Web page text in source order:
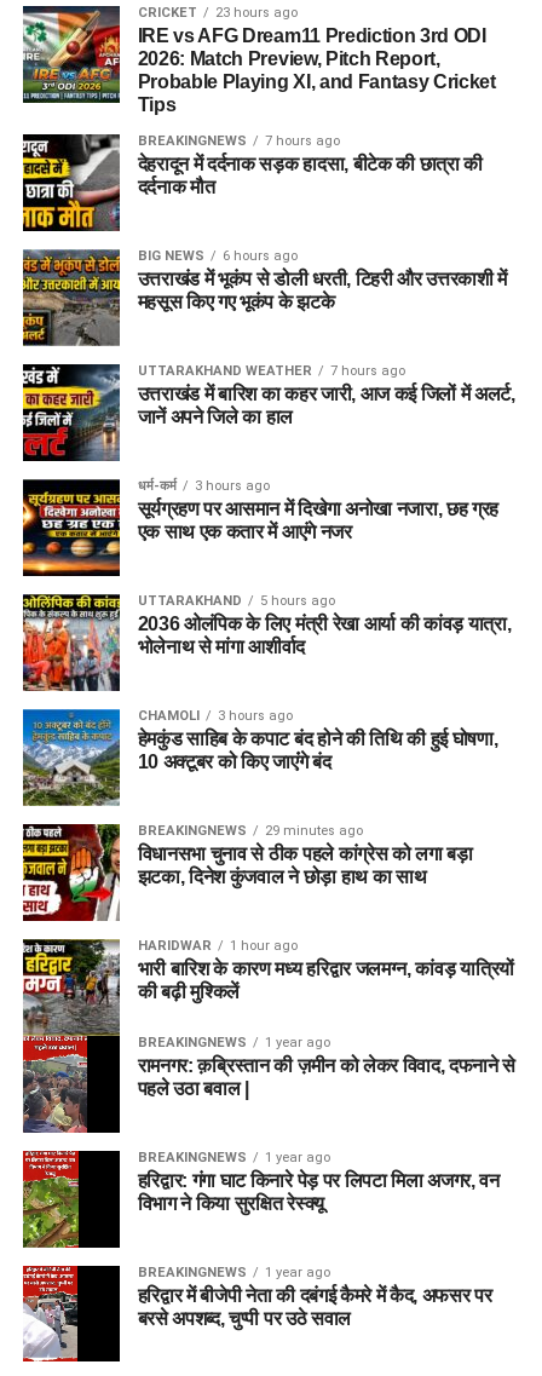
CRICKET 23 hours ago
IRE vs AFG Dream11 Prediction 3rd ODI
2026: Match Preview, Pitch Report,
Probable Playing XI, and Fantasy Cricket
Tips
BREAKINGNEWS 7 hours ago
देहरादून में दर्दनाक सड़क हादसा, बीटेक की छात्रा की
दर्दनाक मौत
BIG NEWS 6 hours ago
उत्तराखंड में भूकंप से डोली धरती, टिहरी और उत्तरकाशी में
महसूस किए गए भूकंप के झटके
UTTARAKHAND WEATHER 7 hours ago
उत्तराखंड में बारिश का कहर जारी, आज कई जिलों में अलर्ट,
जानें अपने जिले का हाल
धर्म-कर्म 3 hours ago
सूर्यग्रहण पर आसमान में दिखेगा अनोखा नजारा, छह ग्रह
एक साथ एक कतार में आएंगे नजर
UTTARAKHAND 5 hours ago
2036 ओलंपिक के लिए मंत्री रेखा आर्या की कांवड़ यात्रा,
भोलेनाथ से मांगा आशीर्वाद
CHAMOLI 3 hours ago
हेमकुंड साहिब के कपाट बंद होने की तिथि की हुई घोषणा,
10 अक्टूबर को किए जाएंंगे बंद
BREAKINGNEWS 29 minutes ago
विधानसभा चुनाव से ठीक पहले कांग्रेस को लगा बड़ा
झटका, दिनेश कुंजवाल ने छोड़ा हाथ का साथ
HARIDWAR 1 hour ago
भारी बारिश के कारण मध्य हरिद्वार जलमग्न, कांवड़ यात्रियों
की बढ़ी मुश्किलें
BREAKINGNEWS 1 year ago
रामनगर: क़ब्रिस्तान की ज़मीन को लेकर विवाद, दफनाने से
पहले उठा बवाल |
BREAKINGNEWS 1 year ago
हरिद्वार: गंगा घाट किनारे पेड़ पर लिपटा मिला अजगर, वन
विभाग ने किया सुरक्षित रेस्क्यू
BREAKINGNEWS 1 year ago
हरिद्वार में बीजेपी नेता की दबंगई कैमरे में कैद, अफसर पर
बरसे अपशब्द, चुप्पी पर उठे सवाल